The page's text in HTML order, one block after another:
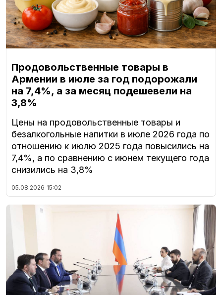
Продовольственные товары в
Армении в июле за год подорожали
на 7,4%, а за месяц подешевели на
3,8%
Цены на продовольственные товары и
безалкогольные напитки в июле 2026 года по
отношению к июлю 2025 года повысились на
7,4%, а по сравнению с июнем текущего года
снизились на 3,8%
05.08.2026 15:02